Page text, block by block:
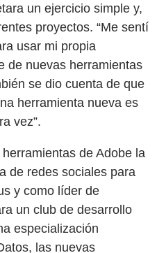
un ejercicio simple y,
proyectos. “Me sentí
usar mi propia
de nuevas herramientas
se dio cuenta de que
herramienta nueva es
vez”.
de Adobe la
de redes sociales para
y como líder de
un club de desarrollo
especialización
las nuevas